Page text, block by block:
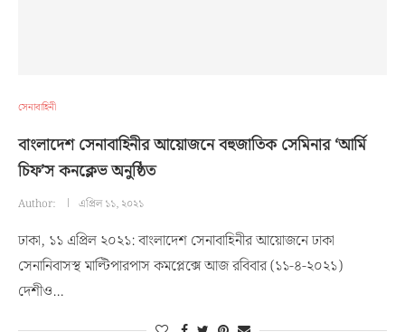
সেনাবাহিনী
বাংলাদেশ সেনাবাহিনীর আয়োজনে বহুজাতিক সেমিনার ‘আর্মি
চিফ’স কনক্লেভ অনুষ্ঠিত
Author: এপ্রিল ১১, ২০২১
ঢাকা, ১১ এপ্রিল ২০২১: বাংলাদেশ সেনাবাহিনীর আয়োজনে ঢাকা
সেনানিবাসস্থ মাল্টিপারপাস কমপ্লেক্সে আজ রবিবার (১১-৪-২০২১)
দেশীও…